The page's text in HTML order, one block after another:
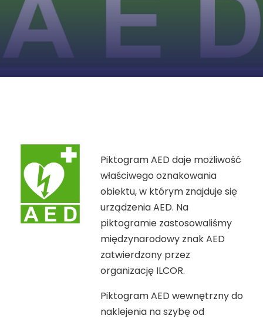
Piktogram AED daje możliwość
właściwego oznakowania
obiektu, w którym znajduje się
urządzenia AED. Na
piktogramie zastosowaliśmy
międzynarodowy znak AED
zatwierdzony przez
organizację ILCOR.
Piktogram AED wewnętrzny do
naklejenia na szybę od